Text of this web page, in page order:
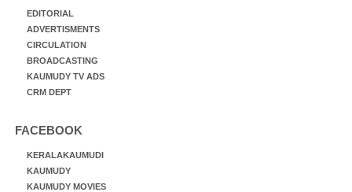
EDITORIAL
ADVERTISMENTS
CIRCULATION
BROADCASTING
KAUMUDY TV ADS
CRM DEPT
FACEBOOK
KERALAKAUMUDI
KAUMUDY
KAUMUDY MOVIES